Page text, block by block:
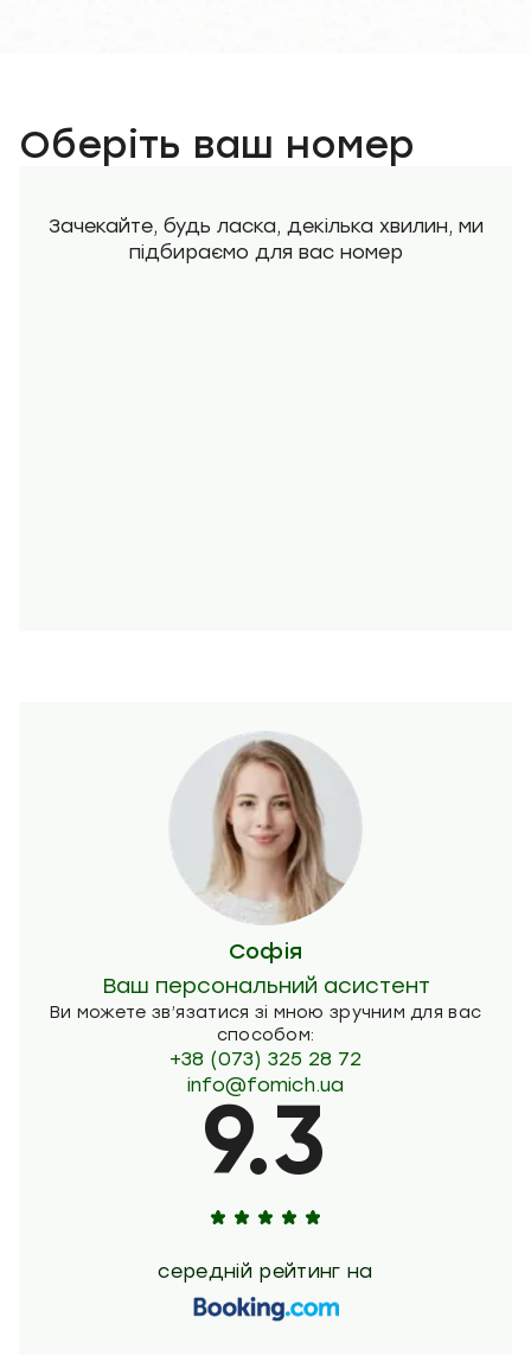
Софія
Ваш персональний асистент
Ви можете зв’язатися зі мною зручним для вас
способом:
+38 (073) 325 28 72
info@fomich.ua
9.3
середній рейтинг на
Оберіть ваш номер
Зачекайте, будь ласка, декілька хвилин, ми
підбираємо для вас номер